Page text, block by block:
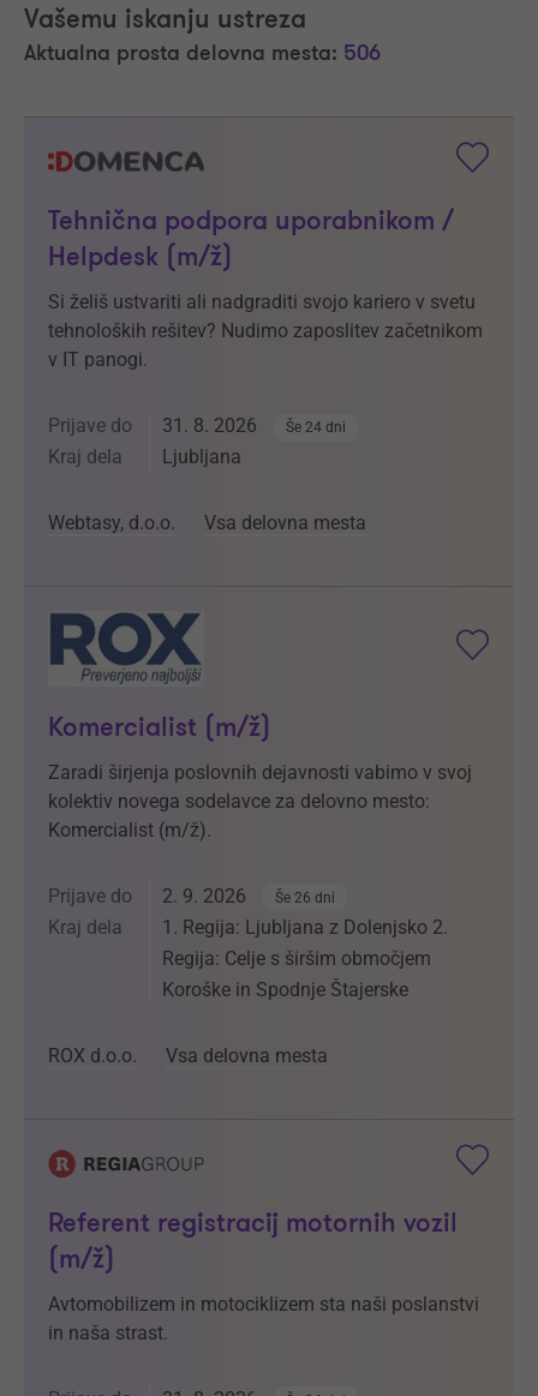
Vašemu iskanju ustreza
Aktualna prosta delovna mesta: 506
Tehnična podpora uporabnikom /
Helpdesk (m/ž)
Si želiš ustvariti ali nadgraditi svojo kariero v svetu
tehnoloških rešitev? Nudimo zaposlitev začetnikom
v IT panogi.
Prijave do 31. 8. 2026 Še 24 dni
Kraj dela Ljubljana
Webtasy, d.o.o. Vsa delovna mesta
Komercialist (m/ž)
Zaradi širjenja poslovnih dejavnosti vabimo v svoj
kolektiv novega sodelavce za delovno mesto:
Komercialist (m/ž).
Prijave do 2. 9. 2026 Še 26 dni
Kraj dela
1. Regija: Ljubljana z Dolenjsko 2.
Regija: Celje s širšim območjem
Koroške in Spodnje Štajerske
ROX d.o.o. Vsa delovna mesta
Referent registracij motornih vozil
(m/ž)
Avtomobilizem in motociklizem sta naši poslanstvi
in naša strast.